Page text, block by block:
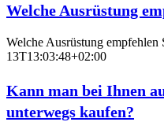
Welche Ausrüstung
Welche Ausrüstung empfehlen
13T13:03:48+02:00
Kann man bei Ihnen
unterwegs kaufen?